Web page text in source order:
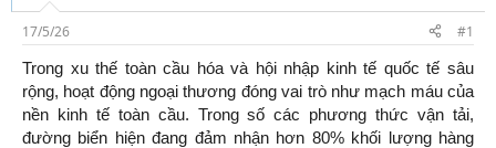
s
t
a
r
t
e
r
i
17/5/26
#1
Trong xu thế toàn cầu hóa và hội nhập kinh tế quốc tế sâu
rộng, hoạt động ngoại thương đóng vai trò như mạch máu của
nền kinh tế toàn cầu. Trong số các phương thức vận tải,
đường biển hiện đang đảm nhận hơn 80% khối lượng hàng